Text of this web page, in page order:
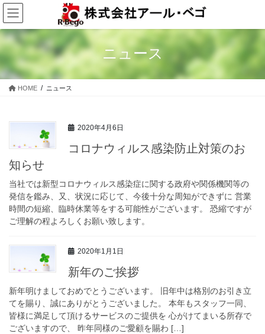
コ
ン
テ
ン
ツ
に
移
ナ
ビ
ゲ
ー
シ
ョ
ン
ニュース
HOME ニュース
2020年4月6日
コロナウィルス感染防止対策のお
知らせ
当社では新型コロナウィルス感染症に関する政府や関係機関等の
発信を鑑み、又、状況に応じて、今後十分な周知ができずに 営業
時間の短縮、臨時休業等をする可能性がございます。 恐縮ですが
ご理解の程よろしくお願い致します。
2020年1月1日
新年のご挨拶
新年明けましておめでとうございます。 旧年中は格別のお引き立
てを賜り、誠にありがとうございました。 本年もスタッフ一同、
皆様に満足して頂けるサービスのご提供を 心がけてまいる所存で
ございますので、 昨年同様のご愛顧を賜わ […]